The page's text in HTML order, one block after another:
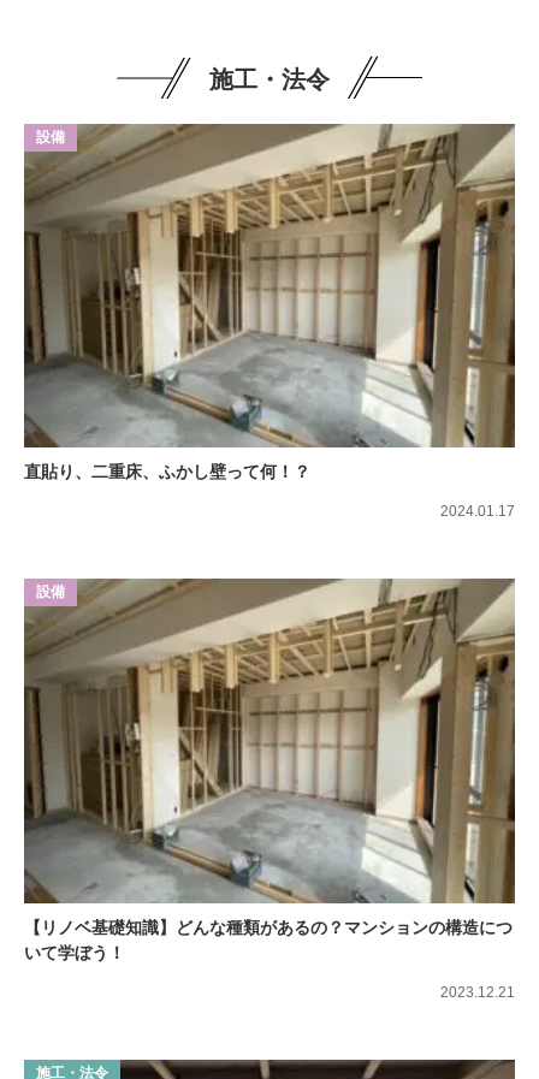
施工・法令
直貼り、二重床、ふかし壁って何！？
設備
2024.01.17
【リノベ基礎知識】どんな種類があるの？マンションの構造につ
いて学ぼう！
設備
2023.12.21
施工・法令